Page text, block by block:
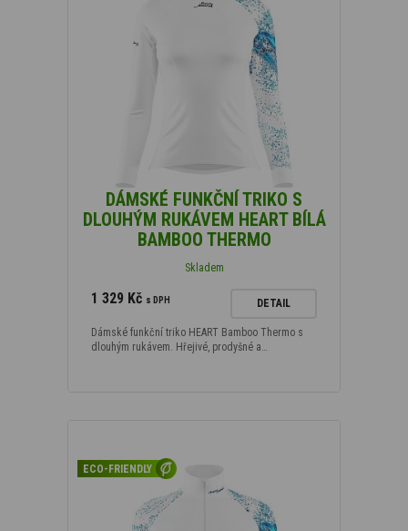
DÁMSKÉ FUNKČNÍ TRIKO S
DLOUHÝM RUKÁVEM HEART BÍLÁ
BAMBOO THERMO
Skladem
1 329 Kč s DPH DETAIL
Dámské funkční triko HEART Bamboo Thermo s
dlouhým rukávem. Hřejivé, prodyšné a…
ECO-FRIENDLY